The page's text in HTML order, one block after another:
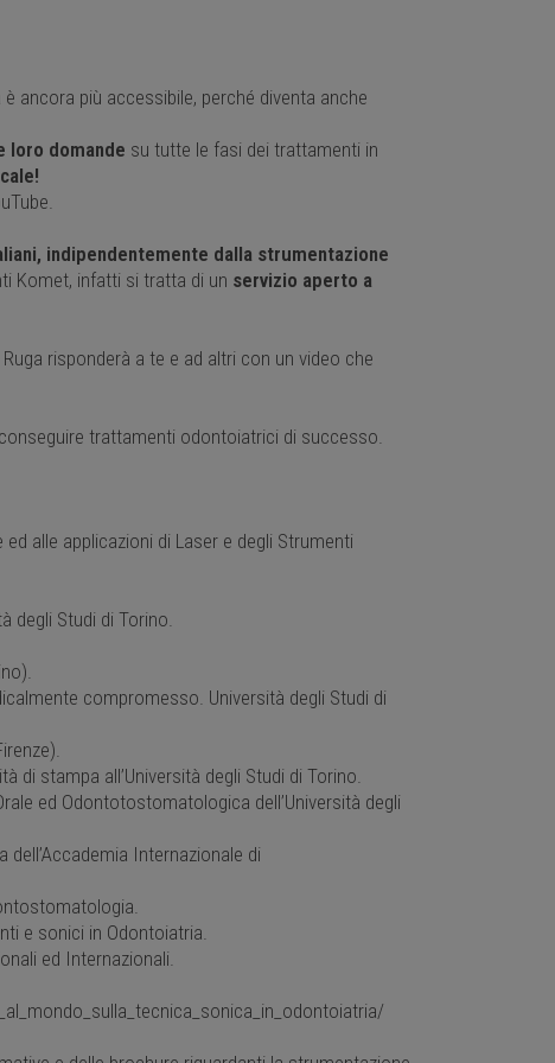
ancora più accessibile, perché diventa anche
loro domande su tutte le fasi dei trattamenti in
indipendentemente dalla strumentazione
Komet, infatti si tratta di un servizio aperto a
risponderà a te e ad altri con un video che
trattamenti odontoiatrici di successo.
alle applicazioni di Laser e degli Strumenti
degli Studi di Torino.
compromesso. Università degli Studi di
di stampa all’Università degli Studi di Torino.
ed Odontotostomatologica dell’Università degli
Internazionale di
e sonici in Odontoiatria.
ed Internazionali.